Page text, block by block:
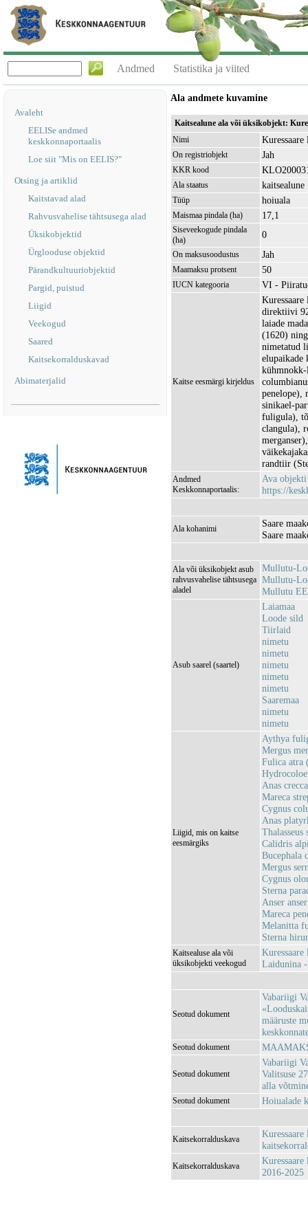
Andmed Statistika ja viited
Avaleht
EELISe andmed
keskkonnaportaalis
Loe siit "Mis on EELIS?"
Otsing ja artiklid
Kaitstavad alad
Rahvusvahelise tähtsusega alad
Üksikobjektid
Ürglooduse objektid
Pärandkultuuriobjektid
Pargid, puistud
Liigid
Veekogud
Saared
Kaitsekorralduskavad
Abimaterjalid
Ala andmete kuvamine
Kaitsealune ala või üksikobjekt:
Nimi
Kuressaare
On registriobjekt Jah
KKR kood
Ala staatus kaitsealune
Tüüp hoiuala
Maismaa pindala (ha) 17,1
Siseveekogude pindala
(ha)
0
On maksusoodustus Jah
Maamaksu protsent 50
IUCN kategooria VI -
Kaitse eesmärgi kirjeldus
direktiivi
laiade
(1620)
nimetatud
elupaikade
penelope),
sinikael-
fuligula),
clangula),
randtiir
Andmed
Keskkonnaportaalis:
Ava objekti
https://
Ala kohanimi
Saare
Saare
Ala või üksikobjekt asub
rahvusvahelise tähtsusega
aladel
Mullutu-
Mullutu-
Mullutu
Asub saarel (saartel)
Laiamaa
Loode sild
Tiirlaid
nimetu
nimetu
nimetu
nimetu
nimetu
Saaremaa
nimetu
nimetu
Liigid, mis on kaitse
eesmärgiks
Aythya
Mergus
Fulica atra
Anas
Mareca
Cygnus
Anas
Calidris
Bucephala
Mergus
Cygnus
Sterna
Anser
Mareca
Melanitta
Sterna
Kaitsealuse ala või
üksikobjekti veekogud
Laidunina -
Seotud dokument
Vabariigi
määruste
Seotud dokument
Seotud dokument
Vabariigi
Valitsuse
alla
Seotud dokument Hoiualade
Kaitsekorralduskava
Kuressaare
Kaitsekorralduskava
2016-2025